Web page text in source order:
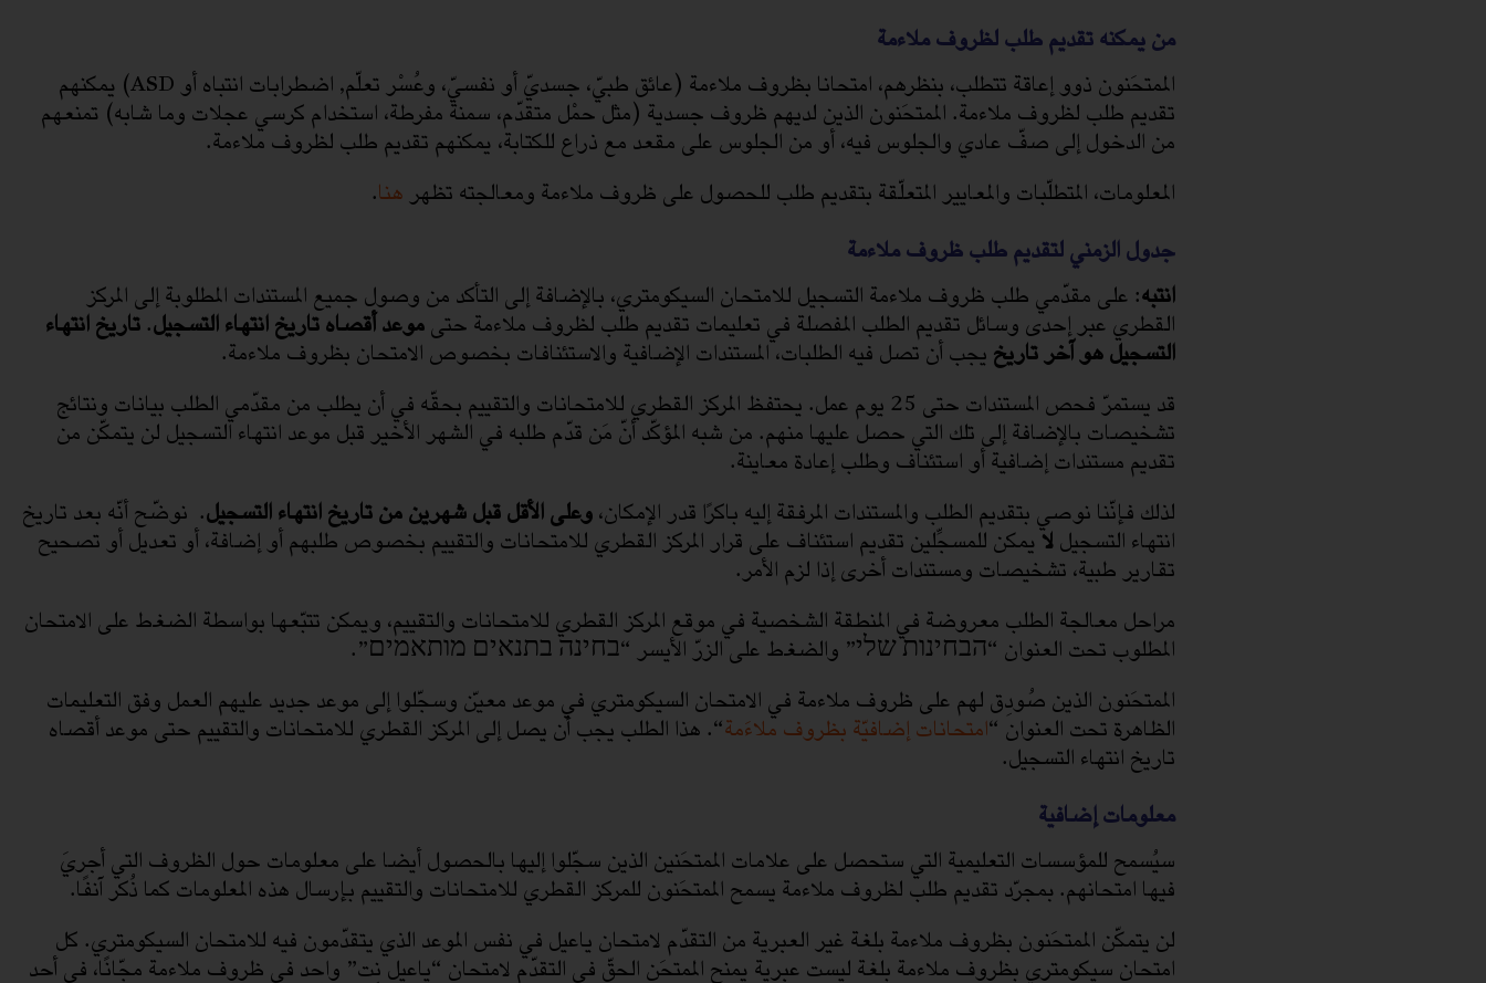
من يمكنه تقديم طلب لظروف ملاءمة
الممتحَنون ذوو إعاقة تتطلب، بنظرهم، امتحانا بظروف ملاءمة (عائق طبيّ، جسديّ أو نفسيّ، وعُسْر تعلّم, اضطرابات انتباه أو ASD) يمكنهم
تقديم طلب لظروف ملاءمة. الممتحَنون الذين لديهم ظروف جسدية (مثل حمْل متقدّم، سمنة مفرطة، استخدام كرسي عجلات وما شابه) تمنعهم
من الدخول إلى صفّ عادي والجلوس فيه، أو من الجلوس على مقعد مع ذراع للكتابة، يمكنهم تقديم طلب لظروف ملاءمة.
المعلومات، المتطلّبات والمعايير المتعلّقة بتقديم طلب للحصول على ظروف ملاءمة ومعالجته تظهرهنا.
جدول الزمني لتقديم طلب ظروف ملاءمة
انتبه: على مقدّمي طلب ظروف ملاءمة التسجيل للامتحان السيكومتري، بالإضافة إلى التأكد من وصول جميع المستندات المطلوبة إلى المركز
القطري عبر إحدى وسائل تقديم الطلب المفصلة في تعليمات تقديم طلب لظروف ملاءمة حتىموعد أقصاه تاريخ انتهاء التسجيل.تاريخ انتهاء
التسجيل هو آخر تاريخيجب أن تصل فيه الطلبات، المستندات الإضافية والاستئنافات بخصوص الامتحان بظروف ملاءمة.
قد يستمرّ فحص المستندات حتى 25 يوم عمل. يحتفظ المركز القطري للامتحانات والتقييم بحقّه في أن يطلب من مقدّمي الطلب بيانات ونتائج
تشخيصات بالإضافة إلى تلك التي حصل عليها منهم. من شبه المؤكّد أنّ مَن قدّم طلبه في الشهر الأخير قبل موعد انتهاء التسجيل لن يتمكّن من
تقديم مستندات إضافية أو استئناف وطلب إعادة معاينة.
لذلك فإنّنا نوصي بتقديم الطلب والمستندات المرفقة إليه باكرًا قدر الإمكان،وعلى الأقل قبل شهرين من تاريخ انتهاء التسجيل. نوضّح أنّه بعد تاريخ
انتهاء التسجيللايمكن للمسجِّلين تقديم استئناف على قرار المركز القطري للامتحانات والتقييم بخصوص طلبهم أو إضافة، أو تعديل أو تصحيح
تقارير طبية، تشخيصات ومستندات أخرى إذا لزم الأمر.
مراحل معالجة الطلب معروضة في المنطقة الشخصية في موقع المركز القطري للامتحانات والتقييم، ويمكن تتبّعها بواسطة الضغط على الامتحان
المطلوب تحت العنوان “הבחינות שלי” والضغط على الزرّ الأيسر “בחינה בתנאים מותאמים”.
الممتحَنون الذين صُودِق لهم على ظروف ملاءمة في الامتحان السيكومتري في موعد معيّن وسجّلوا إلى موعد جديد عليهم العمل وفق التعليمات
الظاهرة تحت العنوان “امتحانات إضافيّة بظروف ملاءَمة“. هذا الطلب يجب أن يصل إلى المركز القطري للامتحانات والتقييم حتى موعد أقصاه
تاريخ انتهاء التسجيل.
معلومات إضافية
سيُسمح للمؤسسات التعليمية التي ستحصل على علامات الممتحَنين الذين سجّلوا إليها بالحصول أيضا على معلومات حول الظروف التي أجريَ
فيها امتحانهم. بمجرّد تقديم طلب لظروف ملاءمة يسمح الممتحَنون للمركز القطري للامتحانات والتقييم بإرسال هذه المعلومات كما ذُكر آنفًا.
لن يتمكّن الممتحَنون بظروف ملاءمة بلغة غير العبرية من التقدّم لامتحان ياعيل في نفس الموعد الذي يتقدّمون فيه للامتحان السيكومتري. كل
امتحان سيكومتري بظروف ملاءمة بلغة ليست عبرية يمنح الممتحَن الحقّ في التقدّم لامتحان “ياعيل نِت” واحد في ظروف ملاءمة مجّانًا، في أحد